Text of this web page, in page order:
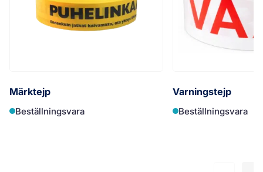
Märktejp
Beställningsvara
Varningstejp
Beställningsvara